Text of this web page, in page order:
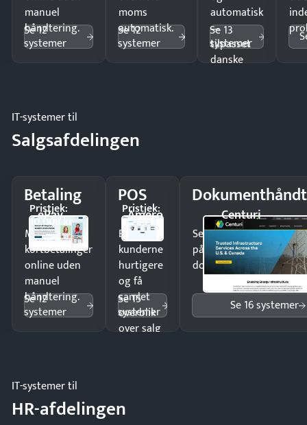
manuel
håndtering.
Se 12
systemer
moms
automatisk.
Se 12
systemer
automatisk
—
tilpasset
danske
Se 13
systemer
IT-systemer til
Salgsafdelingen
Betaling
ePay
Pristjek:
10.008 kr
Modtag
kortbetalinger
online uden
manuel
håndtering.
Se 12
systemer
POS
Amero
Pristjek:
4.788 kr
Ekspedér
kunderne
hurtigere
og få
samlet
overblik
over salg
Se 15
systemer
Centuri
Send kontrakter til
på minutter og mist
dokumenter.
Se 16 systemer
IT-systemer til
HR-afdelingen